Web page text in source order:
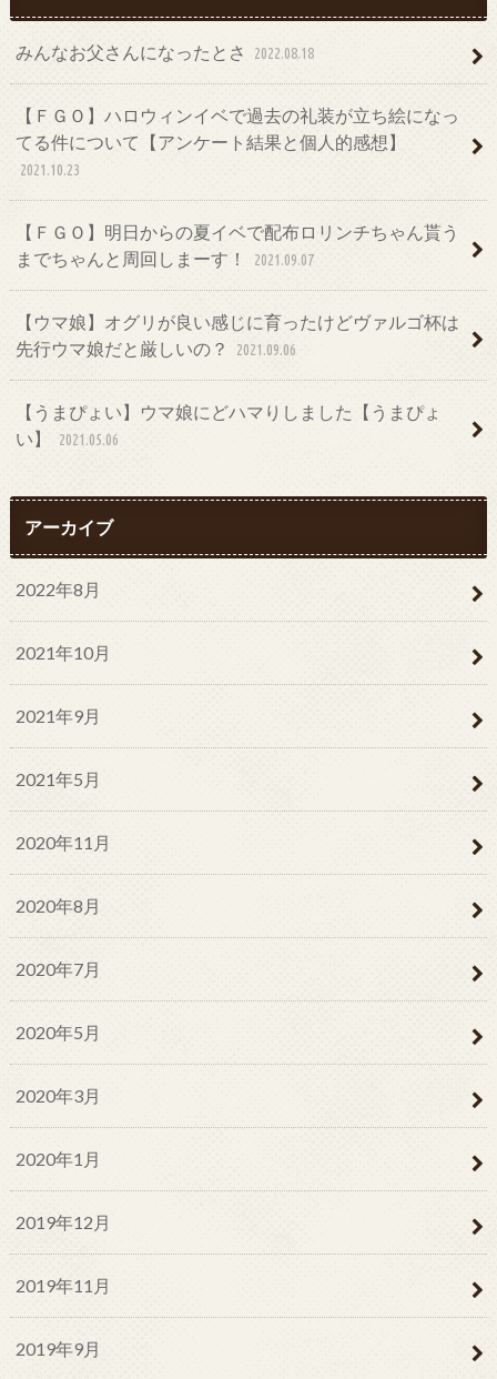
みんなお父さんになったとさ 2022.08.18
【ＦＧＯ】ハロウィンイベで過去の礼装が立ち絵になっ
てる件について【アンケート結果と個人的感想】
2021.10.23
【ＦＧＯ】明日からの夏イベで配布ロリンチちゃん貰う
までちゃんと周回しまーす！
2021.09.07
【ウマ娘】オグリが良い感じに育ったけどヴァルゴ杯は
先行ウマ娘だと厳しいの？
2021.09.06
【うまぴょい】ウマ娘にどハマりしました【うまぴょ
い】
2021.05.06
アーカイブ
2022年8月
2021年10月
2021年9月
2021年5月
2020年11月
2020年8月
2020年7月
2020年5月
2020年3月
2020年1月
2019年12月
2019年11月
2019年9月